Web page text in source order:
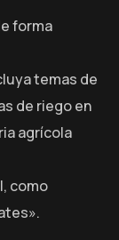
forma
temas de
de riego en
agrícola
como